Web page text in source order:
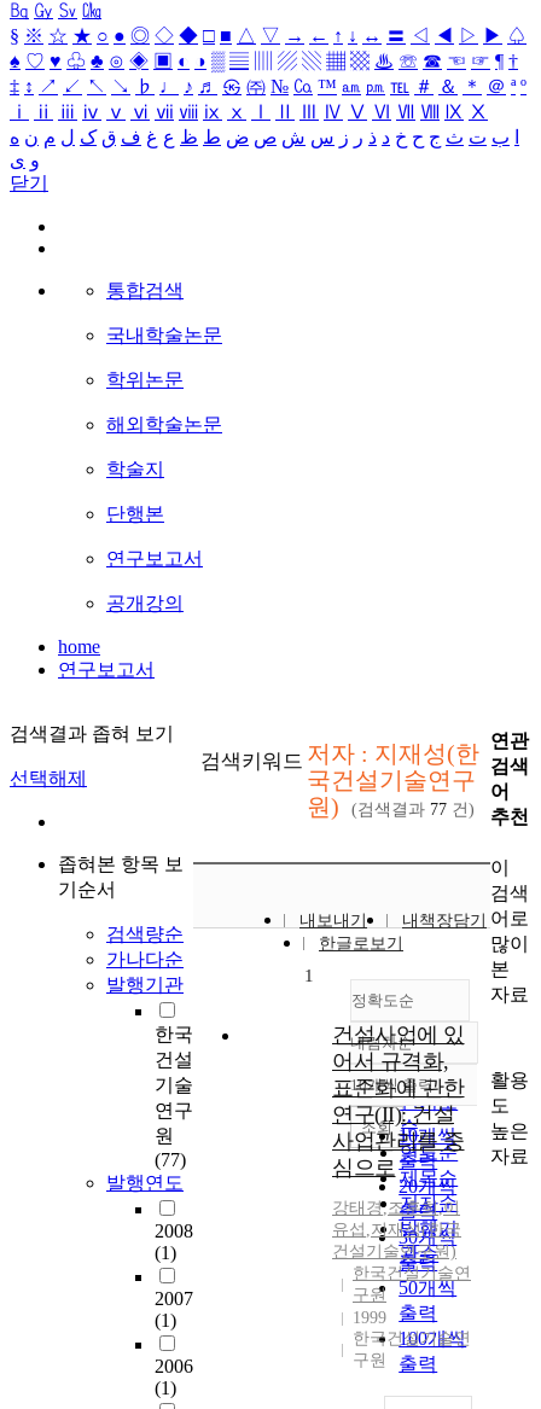
㏃ ㏉ ㏜ ㏆
§ ※ ☆ ★ ○ ● ◎ ◇ ◆ □ ■ △ ▽ → ← ↑ ↓ ↔ 〓 ◁ ◀ ▷ ▶ ♤
♠ ♡ ♥ ♧ ♣ ⊙ ◈ ▣ ◐ ◑ ▒ ▤ ▨ ▧ ▦ ▩ ♨ ☏ ☎ ☜ ☞ ¶ †
‡ ↕ ↗ ↙ ↖ ↘ ♭ ♩ ♪ ♬ ㉿ ㈜ № ㏇ ™ ㏂ ㏘ ℡ ＃ ＆ ＊ ＠ ª º
ⅰ
ⅱ ⅲ ⅳ ⅴ ⅵ ⅶ ⅷ ⅸ ⅹ Ⅳ Ⅴ Ⅵ Ⅶ Ⅷ Ⅸ Ⅹ
ب ت ث ج ح خ د ذ ر ز س ش ص ض ط ظ ع غ ف ق ک ل م ن ه
و ی
닫기
통합검색
국내학술논문
학위논문
해외학술논문
학술지
단행본
연구보고서
공개강의
home
연구보고서
검색결과 좁혀 보기
선택해제
좁혀본 항목 보
기순서
검색량순
가나다순
발행기관
한국
건설
기술
연구
원
(77)
발행연도
2008
(1)
2007
(1)
2006
(1)
검색키워드 저자 : 지재성(한
국건설기술연구
원)
(검색결과 77 건)
내보내기
내책장담기
한글로보기
정확도순
정확도
순
인기도
순
연도순
제목순
저자순
발행기
관순
내림차순
내림차순
10개씩 출력
10개씩
출력
20개씩
출력
30개씩
출력
50개씩
출력
100개씩
출력
조회
1
건설사업에 있
어서 규격화,
표준화에 관한
연구(II): 건설
사업관리를 중
심으로
강태경,조훈희,이
유섭 ,지재성(한국
건설기술연구원)
한국건설기술연
구원
1999
한국건설기술연
구원
연관
검색
어
추천
이
검색
어로
많이
본
자료
활용
도
높은
자료